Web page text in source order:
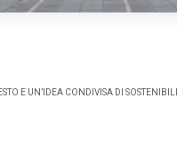
E UN’IDEA CONDIVISA DI